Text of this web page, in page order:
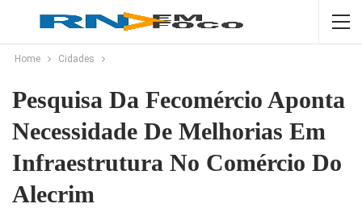
Home Cidades
Pesquisa Da Fecomércio Aponta
Necessidade De Melhorias Em
Infraestrutura No Comércio Do
Alecrim